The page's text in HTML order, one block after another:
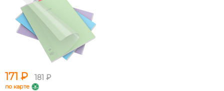
171 ₽ 181 ₽
по карте